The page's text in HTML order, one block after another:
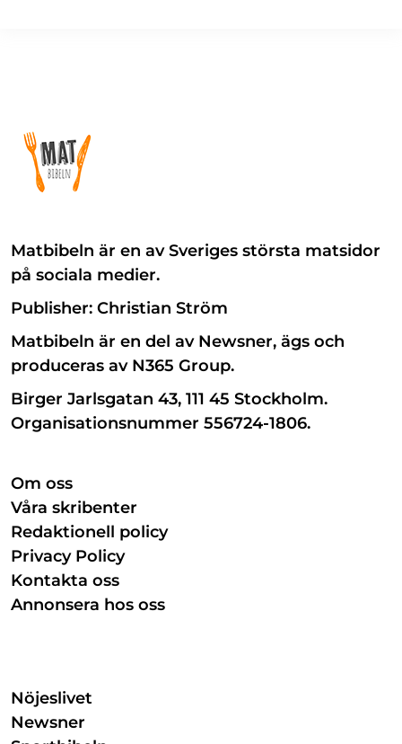
Matbibeln är en av Sveriges största matsidor
på sociala medier.
Publisher: Christian Ström
Matbibeln är en del av Newsner, ägs och
produceras av N365 Group.
Birger Jarlsgatan 43, 111 45 Stockholm.
Organisationsnummer 556724-1806.
Om oss
Våra skribenter
Redaktionell policy
Privacy Policy
Kontakta oss
Annonsera hos oss
Nöjeslivet
Newsner